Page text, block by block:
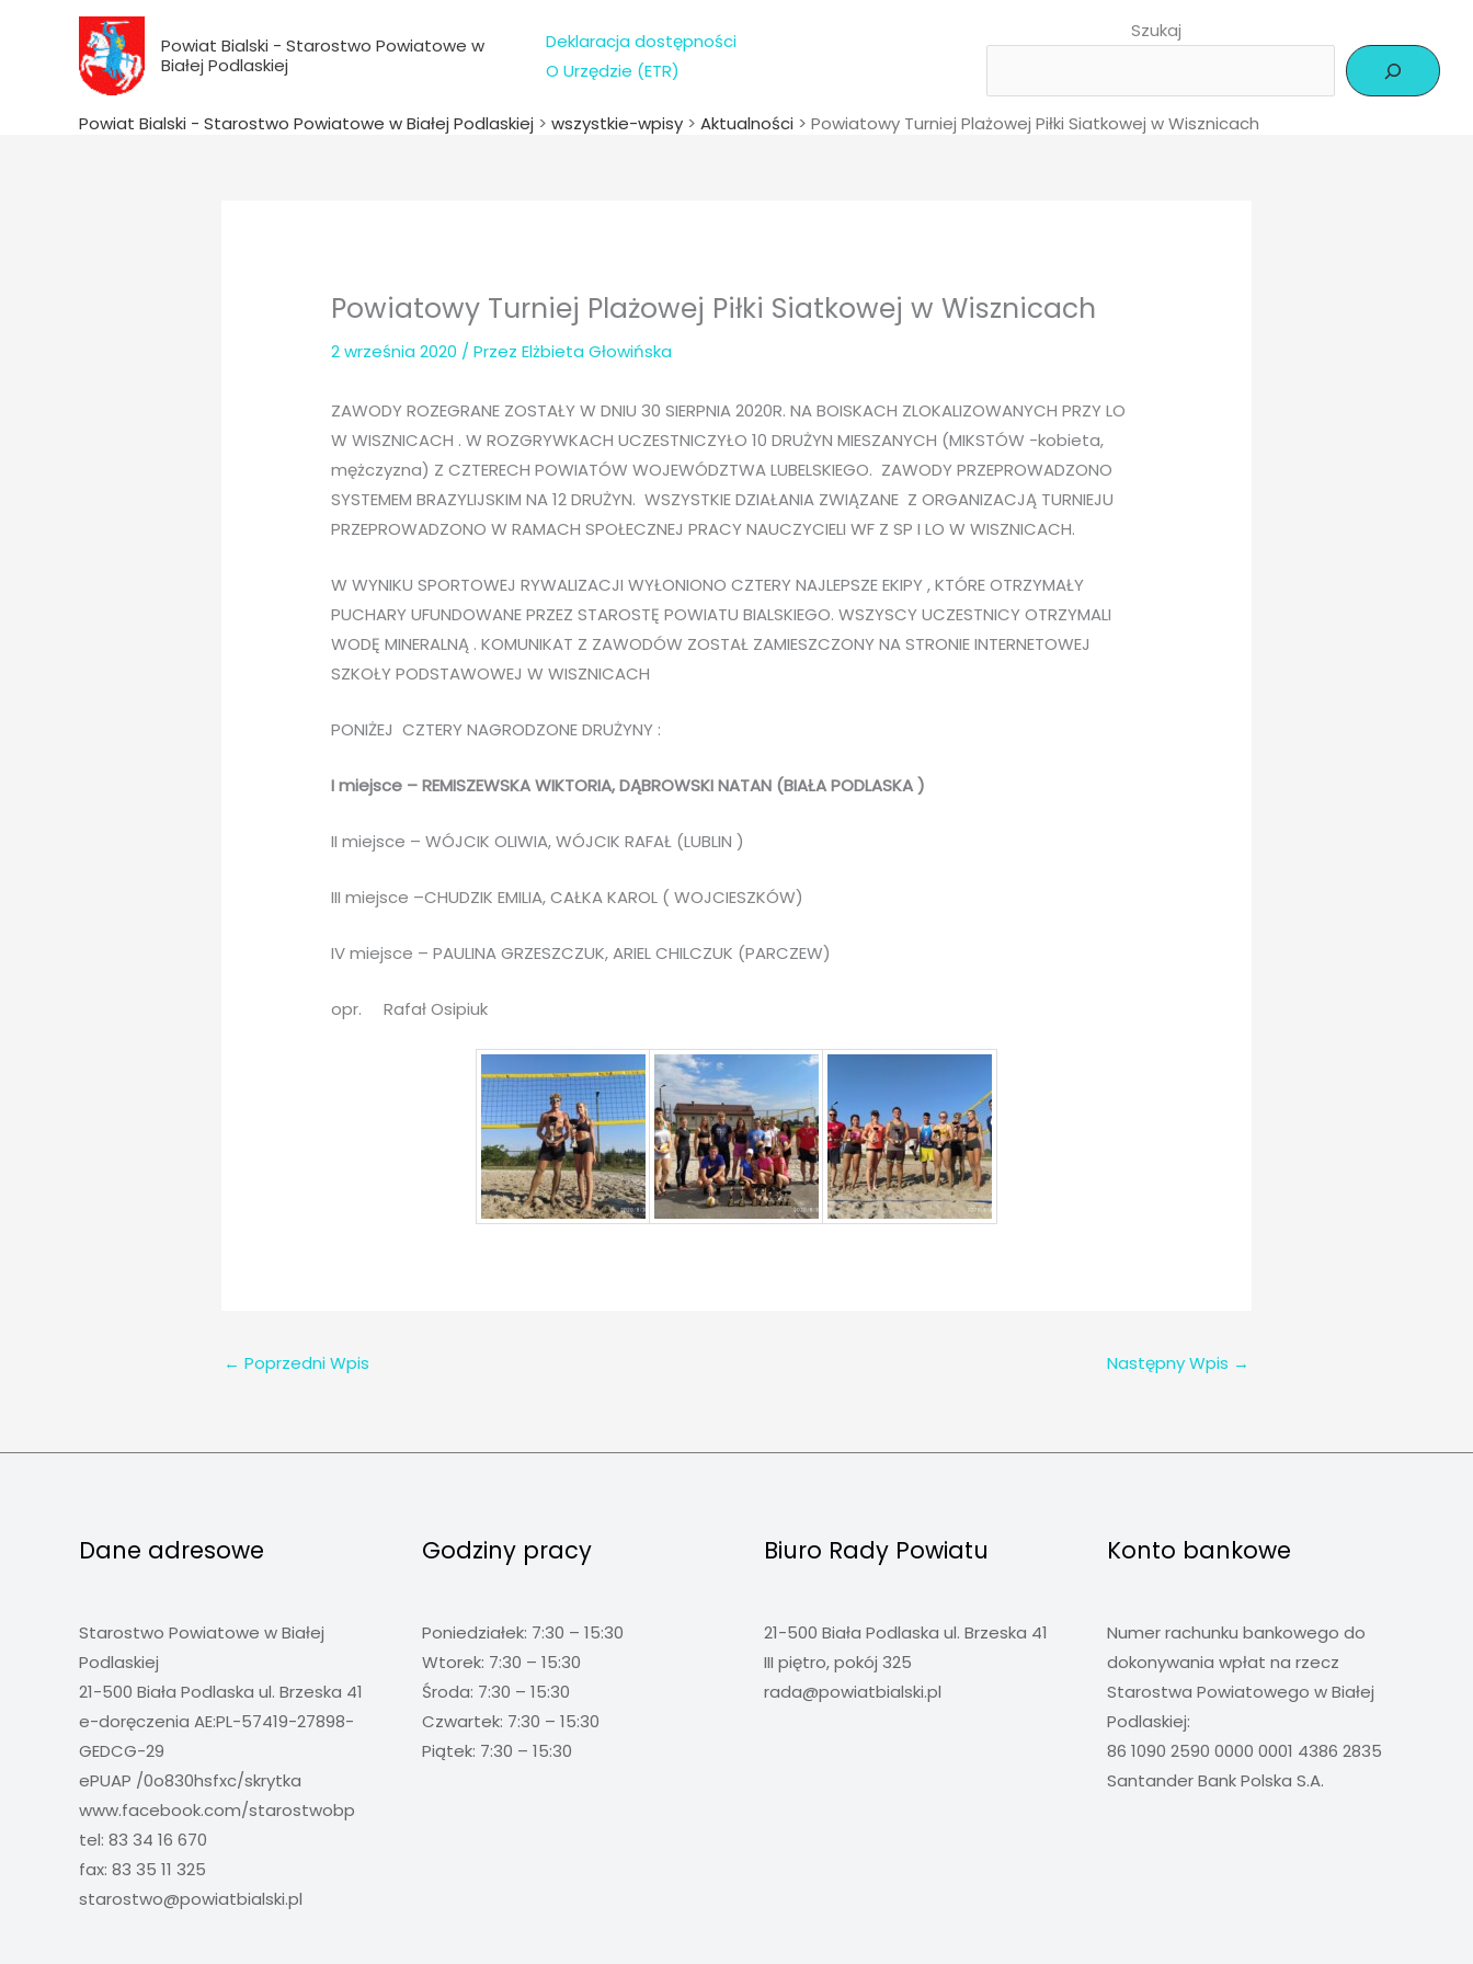
Powiat Bialski - Starostwo Powiatowe w
Białej Podlaskiej
Deklaracja dostępności
O Urzędzie (ETR)
Szukaj
Powiat Bialski - Starostwo Powiatowe w Białej Podlaskiej > wszystkie-wpisy > Aktualności > Powiatowy Turniej Plażowej Piłki Siatkowej w Wisznicach
Powiatowy Turniej Plażowej Piłki Siatkowej w Wisznicach
2 września 2020 / PrzezElżbieta Głowińska
ZAWODY ROZEGRANE ZOSTAŁY W DNIU 30 SIERPNIA 2020R. NA BOISKACH ZLOKALIZOWANYCH PRZY LO
W WISZNICACH . W ROZGRYWKACH UCZESTNICZYŁO 10 DRUŻYN MIESZANYCH (MIKSTÓW -kobieta,
mężczyzna) Z CZTERECH POWIATÓW WOJEWÓDZTWA LUBELSKIEGO. ZAWODY PRZEPROWADZONO
SYSTEMEM BRAZYLIJSKIM NA 12 DRUŻYN. WSZYSTKIE DZIAŁANIA ZWIĄZANE Z ORGANIZACJĄ TURNIEJU
PRZEPROWADZONO W RAMACH SPOŁECZNEJ PRACY NAUCZYCIELI WF Z SP I LO W WISZNICACH.
W WYNIKU SPORTOWEJ RYWALIZACJI WYŁONIONO CZTERY NAJLEPSZE EKIPY , KTÓRE OTRZYMAŁY
PUCHARY UFUNDOWANE PRZEZ STAROSTĘ POWIATU BIALSKIEGO. WSZYSCY UCZESTNICY OTRZYMALI
WODĘ MINERALNĄ . KOMUNIKAT Z ZAWODÓW ZOSTAŁ ZAMIESZCZONY NA STRONIE INTERNETOWEJ
SZKOŁY PODSTAWOWEJ W WISZNICACH
PONIŻEJ CZTERY NAGRODZONE DRUŻYNY :
I miejsce – REMISZEWSKA WIKTORIA, DĄBROWSKI NATAN (BIAŁA PODLASKA )
II miejsce – WÓJCIK OLIWIA, WÓJCIK RAFAŁ (LUBLIN )
III miejsce –CHUDZIK EMILIA, CAŁKA KAROL ( WOJCIESZKÓW)
IV miejsce – PAULINA GRZESZCZUK, ARIEL CHILCZUK (PARCZEW)
opr. Rafał Osipiuk
← Poprzedni Wpis Następny Wpis →
Dane adresowe
Starostwo Powiatowe w Białej
Podlaskiej
21-500 Biała Podlaska ul. Brzeska 41
e-doręczenia AE:PL-57419-27898-
GEDCG-29
ePUAP /0o830hsfxc/skrytka
www.facebook.com/starostwobp
tel: 83 34 16 670
fax: 83 35 11 325
starostwo@powiatbialski.pl
Godziny pracy
Poniedziałek: 7:30 – 15:30
Wtorek: 7:30 – 15:30
Środa: 7:30 – 15:30
Czwartek: 7:30 – 15:30
Piątek: 7:30 – 15:30
Biuro Rady Powiatu
21-500 Biała Podlaska ul. Brzeska 41
III piętro, pokój 325
rada@powiatbialski.pl
Konto bankowe
Numer rachunku bankowego do
dokonywania wpłat na rzecz
Starostwa Powiatowego w Białej
Podlaskiej:
86 1090 2590 0000 0001 4386 2835
Santander Bank Polska S.A.